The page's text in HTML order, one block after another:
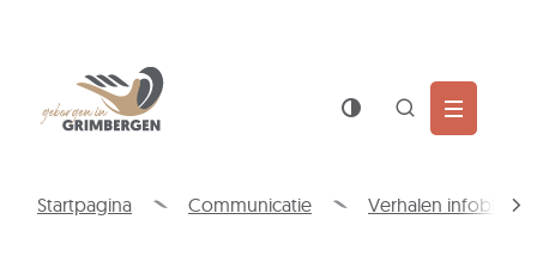
Gemeente
Grimbergen
Zoek
verbergen
Startpagina Communicatie Verhalen infoblad